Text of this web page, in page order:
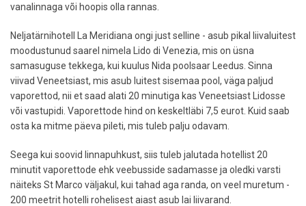
vanalinnaga või hoopis olla rannas.
Neljatärnihotell La Meridiana ongi just selline - asub pikal liivaluitest
moodustunud saarel nimela Lido di Venezia, mis on üsna
samasuguse tekkega, kui kuulus Nida poolsaar Leedus. Sinna
viivad Veneetsiast, mis asub luitest sisemaa pool, väga paljud
vaporettod, nii et saad alati 20 minutiga kas Veneetsiast Lidosse
või vastupidi. Vaporettode hind on keskeltläbi 7,5 eurot. Kuid saab
osta ka mitme päeva pileti, mis tuleb palju odavam.
Seega kui soovid linnapuhkust, siis tuleb jalutada hotellist 20
minutit vaporettode ehk veebusside sadamasse ja oledki varsti
näiteks St Marco väljakul, kui tahad aga randa, on veel muretum -
200 meetrit hotelli rohelisest aiast asub lai liivarand.